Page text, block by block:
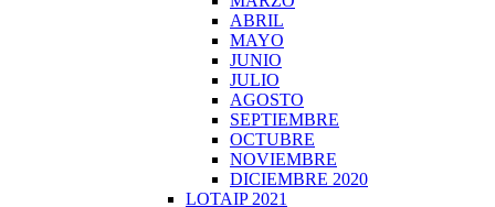
ABRIL
MAYO
JUNIO
JULIO
AGOSTO
SEPTIEMBRE
OCTUBRE
NOVIEMBRE
DICIEMBRE 2020
LOTAIP 2021